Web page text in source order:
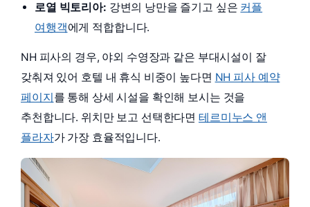
로열 빅토리아: 강변의 낭만을 즐기고 싶은 커플
여행객에게 적합합니다.
NH 피사의 경우, 야외 수영장과 같은 부대시설이 잘
갖춰져 있어 호텔 내 휴식 비중이 높다면 NH 피사 예약
페이지를 통해 상세 시설을 확인해 보시는 것을
추천합니다. 위치만 보고 선택한다면 테르미누스 앤
플라자가 가장 효율적입니다.